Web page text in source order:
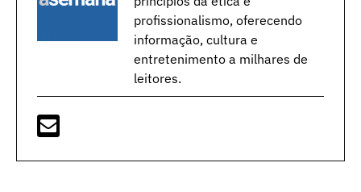
profissionalismo, oferecendo
informação, cultura e
entretenimento a milhares de
leitores.